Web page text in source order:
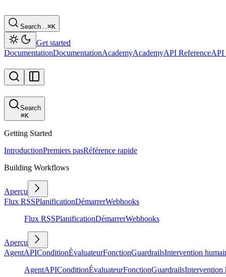
Search…⌘K
Get started
DocumentationDocumentationAcademyAcademyAPI ReferenceAPI
Search
⌘K
Getting Started
IntroductionPremiers pasRéférence rapide
Building Workflows
Aperçu
Flux RSSPlanificationDémarrerWebhooks
Flux RSSPlanificationDémarrerWebhooks
Aperçu
AgentAPIConditionÉvaluateurFonctionGuardrailsIntervention
AgentAPIConditionÉvaluateurFonctionGuardrailsIntervention